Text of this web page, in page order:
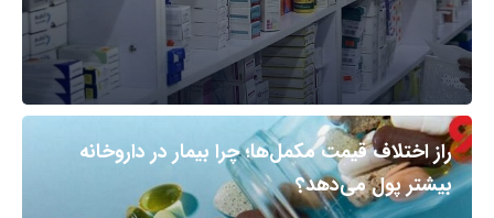
راز اختلاف قیمت مکمل‌ها؛ چرا بیمار در داروخانه
بیشتر پول می‌دهد؟